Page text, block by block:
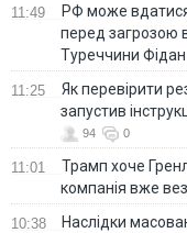
11:49
РФ може
перед загрозою
Туреччини Фідан
11:25
Як перевірити
запустив
94 0
11:01
Трамп хоче
компанія вже
10:38
Наслідки